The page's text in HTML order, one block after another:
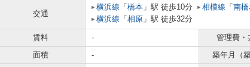
交通
横浜線 「 橋本 」駅 徒歩10分 相模線 「 南
横浜線 「 相原 」駅 徒歩32分
賃料 - 管理費・
面積
- 築年月（